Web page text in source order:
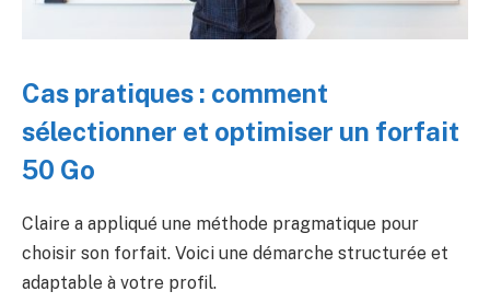
Cas pratiques : comment
sélectionner et optimiser un forfait
50 Go
Claire a appliqué une méthode pragmatique pour
choisir son forfait. Voici une démarche structurée et
adaptable à votre profil.